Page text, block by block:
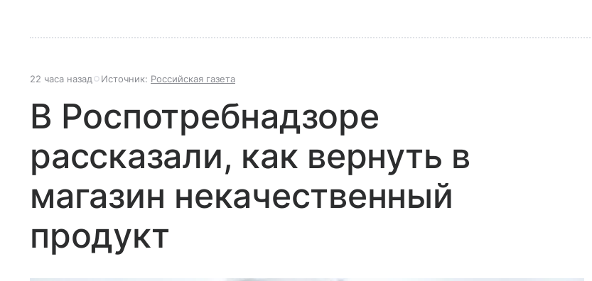
22 часа назад Источник: Российская газета
В Роспотребнадзоре
рассказали, как вернуть в
магазин некачественный
продукт